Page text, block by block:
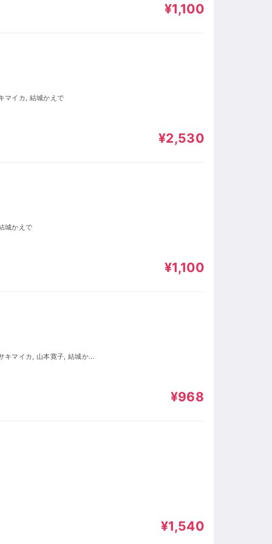
¥1,100
マイカ, 結城かえで
¥2,530
城かえで
¥1,100
¥968
¥1,540